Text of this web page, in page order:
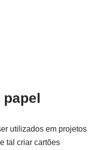
papel
utilizados em projetos
tal criar cartões